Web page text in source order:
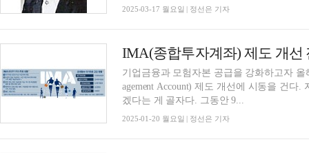
2025-03-17 월요일 | 정선은 기자
기업금융과 모험자본 공급을 강화하고자
agement Account) 제도 개선에 시동을 건
겠다는 게 골자다. 그동안 9...
2025-01-20 월요일 | 정선은 기자